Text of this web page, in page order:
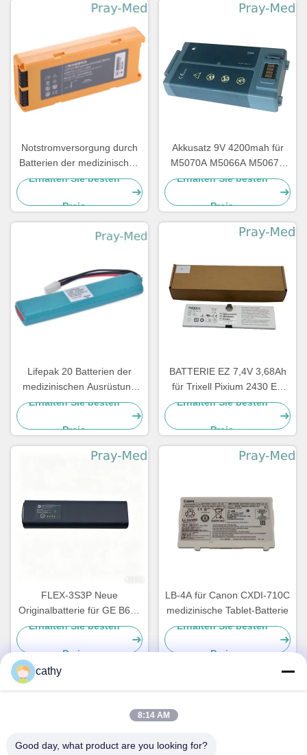
Notstromversorgung durch
Batterien der medizinischen
Ausrüstung 12v,
medizinischer Batterie-Satz
für Mindray-Geräte D1
LM34S001A
Erhalten Sie besten
Preis
Akkusatz 9V 4200mah für
M5070A M5066A M5067A
M5068A HeartStart FRx HS1
Erhalten Sie besten
Preis
Lifepak 20 Batterien der
medizinischen Ausrüstung
für Defibrillator-Monitor
11141-000068 14200330
Erhalten Sie besten
Preis
BATTERIE EZ 7,4V 3,68Ah
für Trixell Pixium 2430 EZ
DR 3543 EZ
Erhalten Sie besten
Preis
FLEX-3S3P Neue
Originalbatterie für GE B650
B850 GE-650 U80206
Erhalten Sie besten
Preis
LB-4A für Canon CXDI-710C
medizinische Tablet-Batterie
Erhalten Sie besten
Preis
Schnelle Kontaktaufnahme
Anschrift
cathy
8:14 AM
Good day, what product are you looking for?